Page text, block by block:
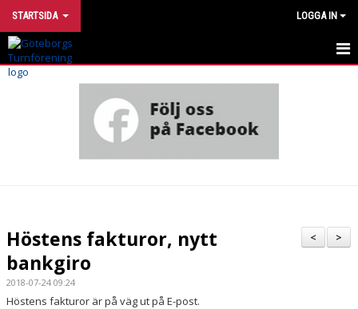
STARTSIDA LOGGA IN
INTRESSEANMÄLAN
UTVECKLINGSMODELL
STÖTTA TURN
FÖR DIG SOM ÄR MEDLEM
>
<
Höstens fakturor, nytt
bankgiro
2018-07-24 09:24
Höstens fakturor är på väg ut på E-post.